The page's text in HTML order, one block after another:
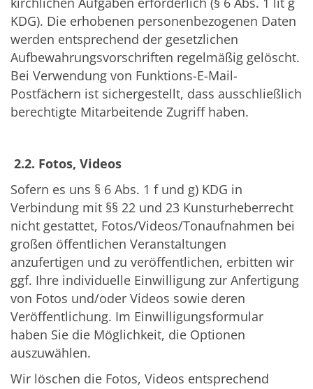
KDG). Die erhobenen personenbezogenen Daten
werden entsprechend der gesetzlichen
Aufbewahrungsvorschriften regelmäßig gelöscht.
Bei Verwendung von Funktions-E-Mail-
Postfächern ist sichergestellt, dass ausschließlich
berechtigte Mitarbeitende Zugriff haben.
2.2. Fotos, Videos
Sofern es uns § 6 Abs. 1 f und g) KDG in
Verbindung mit §§ 22 und 23 Kunsturheberrecht
nicht gestattet, Fotos/Videos/Tonaufnahmen bei
großen öffentlichen Veranstaltungen
anzufertigen und zu veröffentlichen, erbitten wir
ggf. Ihre individuelle Einwilligung zur Anfertigung
von Fotos und/oder Videos sowie deren
Veröffentlichung. Im Einwilligungsformular
haben Sie die Möglichkeit, die Optionen
auszuwählen.
Wir löschen die Fotos, Videos entsprechend